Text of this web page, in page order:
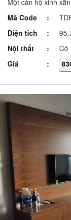
Mã Code
Diện tích
Nội thất
Có
Giá